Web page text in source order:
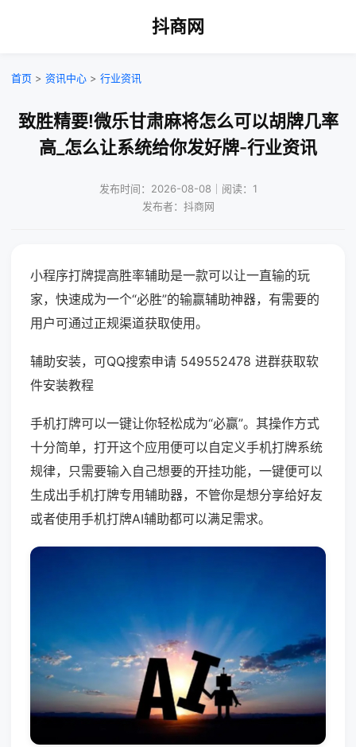
抖商网
首页 > 资讯中心 > 行业资讯
致胜精要!微乐甘肃麻将怎么可以胡牌几率
高_怎么让系统给你发好牌-行业资讯
发布时间：2026-08-08｜阅读：1
发布者：抖商网
小程序打牌提高胜率辅助是一款可以让一直输的玩
家，快速成为一个“必胜”的输赢辅助神器，有需要的
用户可通过正规渠道获取使用。
辅助安装，可QQ搜索申请 549552478 进群获取软
件安装教程
手机打牌可以一键让你轻松成为“必赢”。其操作方式
十分简单，打开这个应用便可以自定义手机打牌系统
规律，只需要输入自己想要的开挂功能，一键便可以
生成出手机打牌专用辅助器，不管你是想分享给好友
或者使用手机打牌AI辅助都可以满足需求。